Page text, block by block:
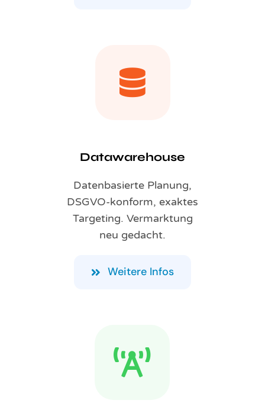
Datawarehouse
Datenbasierte Planung,
DSGVO-konform, exaktes
Targeting. Vermarktung
neu gedacht.
Weitere Infos